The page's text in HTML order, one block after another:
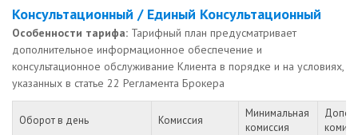
Консультационный / Единый Консультационный
Особенности тарифа: Тарифный план предусматривает
дополнительное информационное обеспечение и
консультационное обслуживание Клиента в порядке и на условиях,
указанных в статье 22 Регламента Брокера
Оборот в день Комиссия
Минимальная
комиссия